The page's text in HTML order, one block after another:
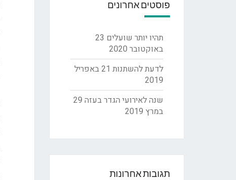
פוסטים אחרונים
תהיו יותר שועלים 23
באוקטובר 2020
לדעת להשתנות
21 באפריל
2019
שנה לאירועי הגדר בעזה 29
במרץ 2019
תגובות אחרונות